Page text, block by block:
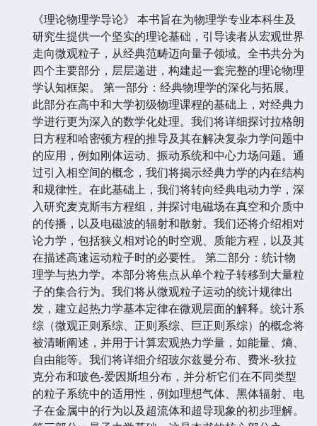
《理论物理学导论》 本书旨在为物理学专业本科生及
研究生提供一个坚实的理论基础，引导读者从宏观世界
走向微观粒子，从经典范畴迈向量子领域。全书共分为
四个主要部分，层层递进，构建起一套完整的理论物理
学认知框架。 第一部分：经典物理学的深化与拓展。
此部分在高中和大学初级物理课程的基础上，对经典力
学进行更为深入的数学化处理。我们将详细探讨拉格朗
日方程和哈密顿方程的推导及其在解决复杂力学问题中
的应用，例如刚体运动、振动系统和中心力场问题。通
过引入相空间的概念，我们将揭示经典力学的内在结构
和规律性。在此基础上，我们将转向经典电动力学，深
入研究麦克斯韦方程组，并探讨电磁场在真空和介质中
的传播，以及电磁波的辐射和散射。我们还将介绍相对
论力学，包括狭义相对论的时空观、质能方程，以及其
在描述高速运动粒子时的必要性。 第二部分：统计物
理学与热力学。本部分将焦点从单个粒子转移到大量粒
子的集合行为。我们将从微观粒子运动的统计规律出
发，建立起热力学基本定律在微观层面的解释。统计系
综（微观正则系综、正则系综、巨正则系综）的概念将
被清晰阐述，并用于计算宏观热力学量，如能量、熵、
自由能等。我们将详细介绍玻尔兹曼分布、费米-狄拉
克分布和玻色-爱因斯坦分布，并分析它们在不同类型
的粒子系统中的适用性，例如理想气体、黑体辐射、电
子在金属中的行为以及超流体和超导现象的初步理解。